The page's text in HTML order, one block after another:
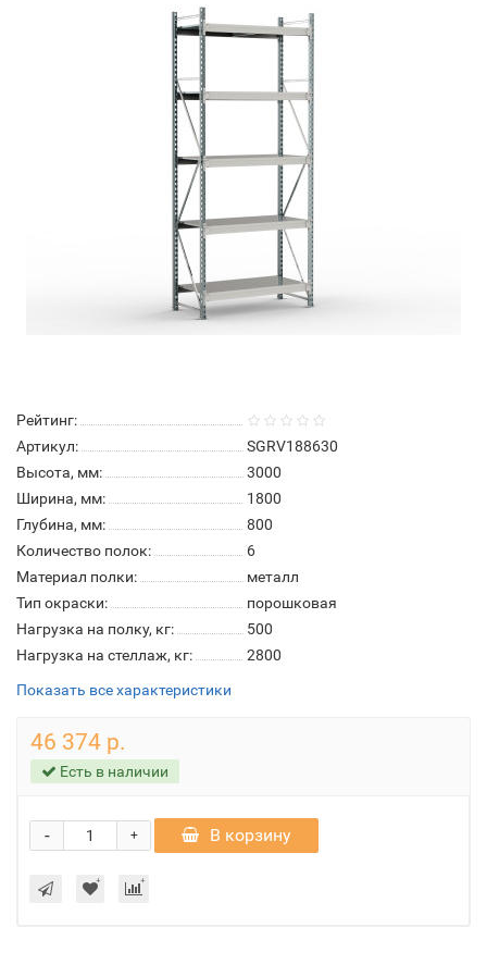
Рейтинг:
Артикул:
SGRV188630
Высота, мм:
3000
Ширина, мм:
1800
Глубина, мм:
800
Количество полок:
6
Материал полки:
металл
Тип окраски:
порошковая
Нагрузка на полку, кг:
500
Нагрузка на стеллаж, кг:
2800
Показать все характеристики
46 374 р.
Есть в наличии
+
- В корзину